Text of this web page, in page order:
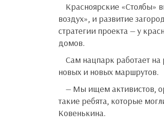
Красноярские «Столбы» выбраны не случайно. Город входит в 12 территорий проекта «Чистый
воздух», и развитие
стратегии проекта — у
домов.
Сам нацпарк работает на развитие проекта, привлекая спонсоров и волонтеров на реализацию все
новых и новых маршрутов.
— Мы ищем активистов, организаторов в разных территориях, чтобы строить экотропы, и нам нужны
такие ребята, которые
Ковенькина.